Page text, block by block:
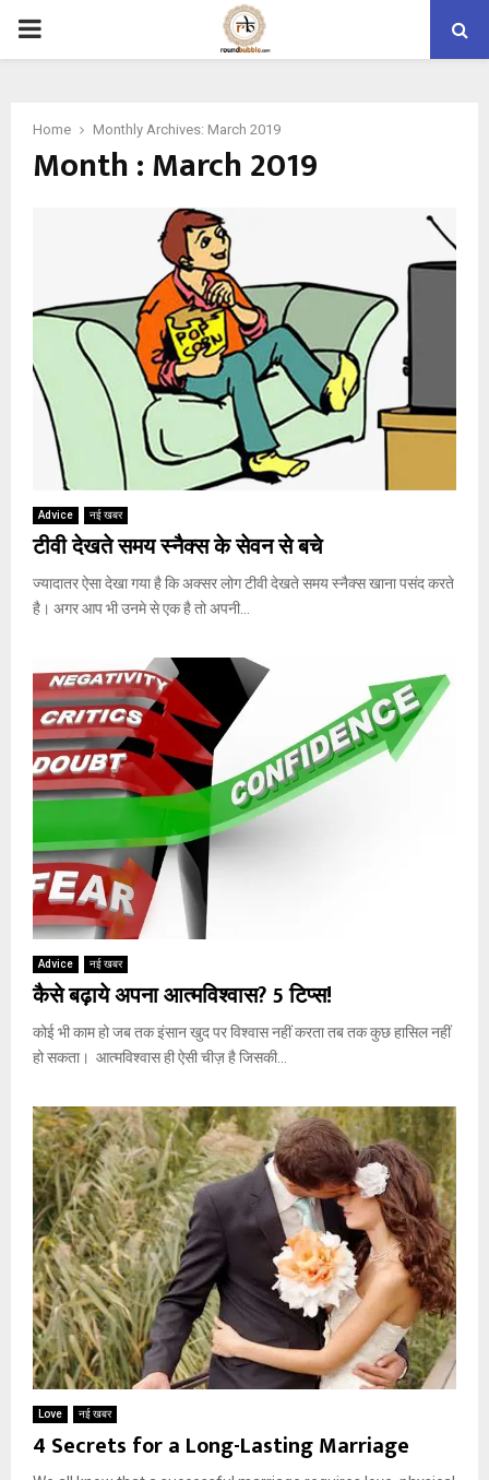
PRIMARY
Home Monthly Archives: March 2019
Month : March 2019
Advice नई खबर
टीवी देखते समय स्नैक्स के सेवन से बचे
ज्यादातर ऐसा देखा गया है कि अक्सर लोग टीवी देखते समय स्नैक्स खाना पसंद करते
है। अगर आप भी उनमे से एक है तो अपनी...
Advice नई खबर
कैसे बढ़ाये अपना आत्मविश्वास? 5 टिप्स!
कोई भी काम हो जब तक इंसान खुद पर विश्वास नहीं करता तब तक कुछ हासिल नहीं
हो सकता। आत्मविश्वास ही ऐसी चीज़ है जिसकी...
Love नई खबर
4 Secrets for a Long-Lasting Marriage